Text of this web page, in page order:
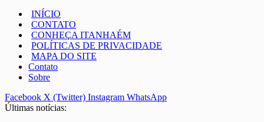
INÍCIO
CONTATO
CONHEÇA ITANHAÉM
POLÍTICAS DE PRIVACIDADE
MAPA DO SITE
Contato
Sobre
Facebook X (Twitter) Instagram WhatsApp
Últimas notícias: